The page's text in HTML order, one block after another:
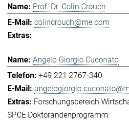
Prof. Dr. Colin Crouch
colincrouch@me.com
Angelo Giorgio Cuconato
+49 221 2767-340
Forschungsbereich
SPCE Doktorandenprogramm